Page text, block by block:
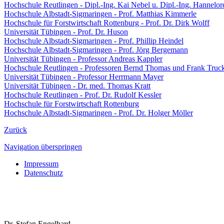
Hochschule Reutlingen - Dipl.-Ing. Kai Nebel u. Dipl.-Ing.
Hochschule Albstadt-Sigmaringen - Prof. Matthias Kimmerle
Hochschule für Forstwirtschaft Rottenburg - Prof. Dr. Dirk Wolff
Universität Tübingen - Prof. Dr. Huson
Hochschule Albstadt-Sigmaringen - Prof. Phillip Heindel
Hochschule Albstadt-Sigmaringen - Prof. Jörg Bergemann
Universität Tübingen - Professor Andreas Kappler
Hochschule Reutlingen - Professoren Bernd Thomas und Frank
Universität Tübingen - Professor Herrmann Mayer
Universität Tübingen - Dr. med. Thomas Kratt
Hochschule Reutlingen - Prof. Dr. Rudolf Kessler
Hochschule für Forstwirtschaft Rottenburg
Hochschule Albstadt-Sigmaringen - Prof. Dr. Holger Möller
Zurück
Navigation überspringen
Impressum
Datenschutz